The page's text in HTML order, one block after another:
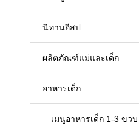
นิทานอีสป
ผลิตภัณฑ์แม่และเด็ก
อาหารเด็ก
เมนูอาหารเด็ก 1-3 ขวบ